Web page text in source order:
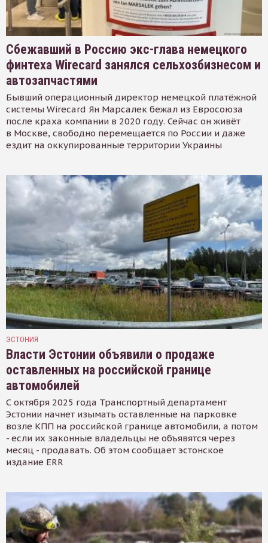
Сбежавший в Россию экс-глава немецкого
финтеха Wirecard занялся сельхозбизнесом и
автозапчастями
Бывший операционный директор немецкой платёжной
системы Wirecard Ян Марсалек бежал из Евросоюза
после краха компании в 2020 году. Сейчас он живёт
в Москве, свободно перемещается по России и даже
ездит на оккупированные территории Украины
ЭСТОНИЯ
Власти Эстонии объявили о продаже
оставленных на российской границе
автомобилей
С октября 2025 года Транспортный департамент
Эстонии начнет изымать оставленные на парковке
возле КПП на российской границе автомобили, а потом
- если их законные владельцы не объявятся через
месяц - продавать. Об этом сообщает эстонское
издание ERR